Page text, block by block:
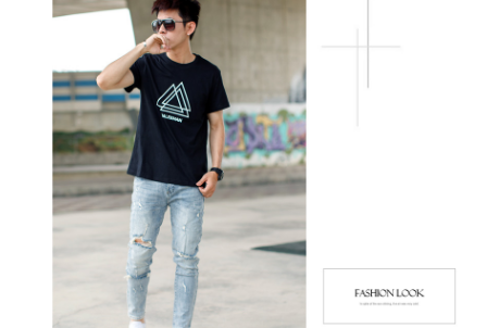
２．關於個人資料處理事宜，請瀏覽以下網址：
https://aftee.tw/terms/#terms3
３．未成年的使用者請事先徵得法定代理人或監護人之同意方可使用
「AFTEE先享後付」，若未經同意申辦者引起之損失，本公司不負相關責
４．使用「AFTEE先享後付」時，將依據個別帳號之用戶狀況，依本公司即
時審查核予不同之上限額度；若仍有額度不足之情形，本公司將視審查結果
請求用戶進行身份認證。
５．嚴禁一人註冊多個帳號或使用他人資訊註冊。若發現惡意使用之情形，
恩沛科技股份有限公司將有權停止該用戶之使用額度並採取法律行動。